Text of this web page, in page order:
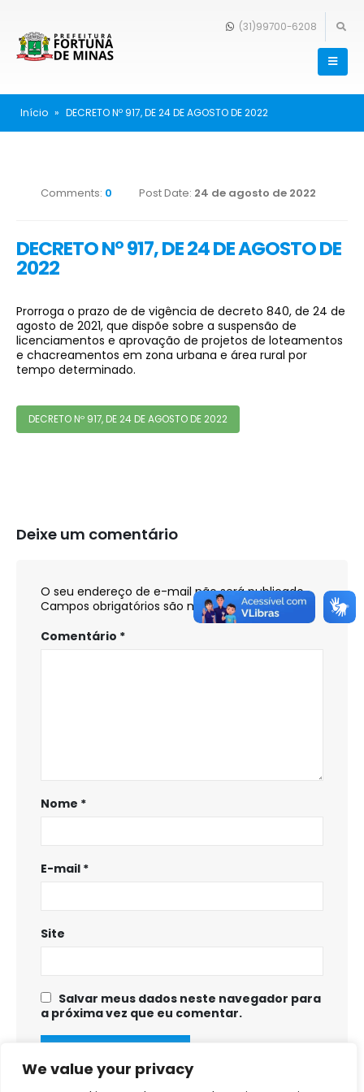
We value your privacy
(31)99700-6208
Início » DECRETO Nº 917, DE 24 DE AGOSTO DE 2022
Comments: 0 Post Date: 24 de agosto de 2022
DECRETO Nº 917, DE 24 DE AGOSTO DE
2022
Prorroga o prazo de de vigência de decreto 840, de 24 de
agosto de 2021, que dispõe sobre a suspensão de
licenciamentos e aprovação de projetos de loteamentos
e chacreamentos em zona urbana e área rural por
tempo determinado.
DECRETO Nº 917, DE 24 DE AGOSTO DE 2022
Deixe um comentário
O seu endereço de e-mail não será publicado.
Campos obrigatórios são marcados com*
Comentário *
Nome *
E-mail *
Site
Salvar meus dados neste navegador para
a próxima vez que eu comentar.